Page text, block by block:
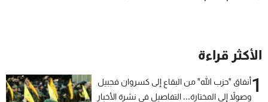
الأكثر قراءة
1أنفاق "حزب الله" من البقاع إلى كسروان فجبيل
وصولاً إلى المختارة... التفاصيل في نشرة الأخبار